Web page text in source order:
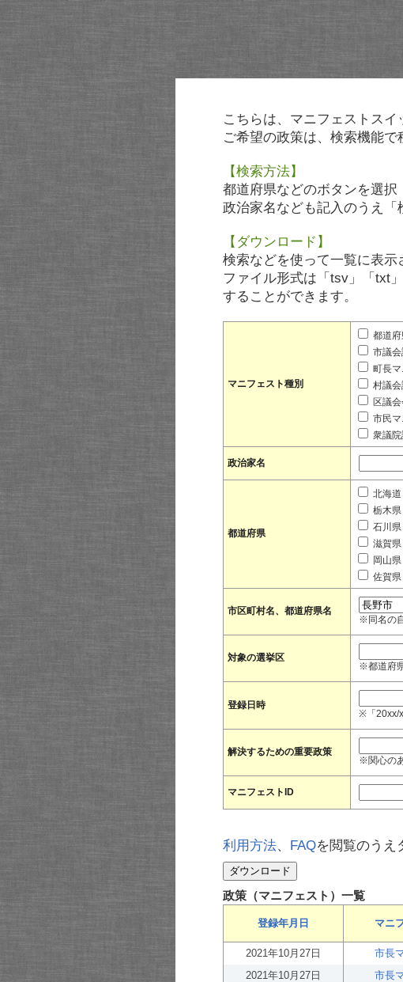
こちらは、マニフェストスイ
ご希望の政策は、検索機能で
【検索方法】
都道府県などのボタンを選択
政治家名なども記入のうえ「
【ダウンロード】
検索などを使って一覧に表示
ファイル形式は「tsv」「txt
することができます。
マニフェスト種別
都道府
市議会
町長マ
村議会
区議
市民マ
衆議院
政治家名
都道府県
北海道
栃木県
石川県
滋賀県
岡山県
佐賀県
市区町村名、都道府県名
※同名の
対象の選挙区
※都道府
登録日時
※「20xx/
解決するための重要政策
※関心の
マニフェストID
利用方法、 FAQを閲覧のうえ
政策（マニフェスト）一覧
登録年月日 マニ
2021年10月27日
市長
2021年10月27日
市長